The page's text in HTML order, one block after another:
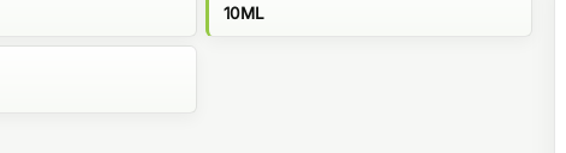
10ML